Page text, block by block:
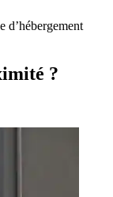
d’hébergement
?